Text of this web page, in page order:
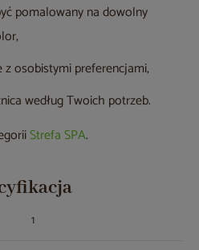
pomalowany na dowolny
osobistymi preferencjami,
według Twoich potrzeb.
Strefa SPA.
1